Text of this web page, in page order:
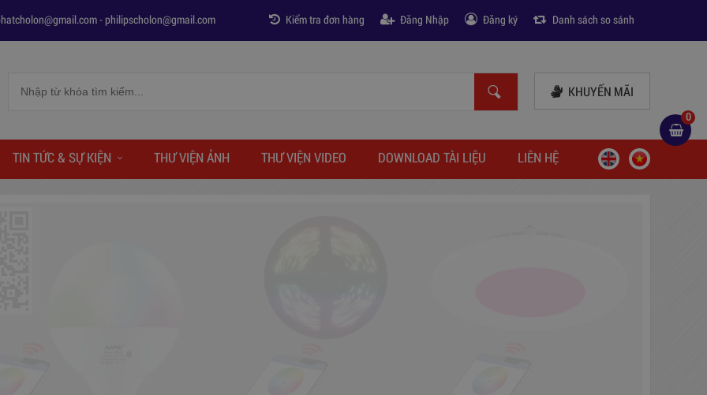
-philipscholon@gmail.com Danh sách so sánh
Đăng ký
Đăng Nhập
Kiểm tra đơn hàng
KHUYẾN MÃI
0
TIN TỨC & SỰ KIỆN THƯ VIỆN ẢNH THƯ VIỆN VIDEO DOWNLOAD TÀI LIỆU LIÊN HỆ